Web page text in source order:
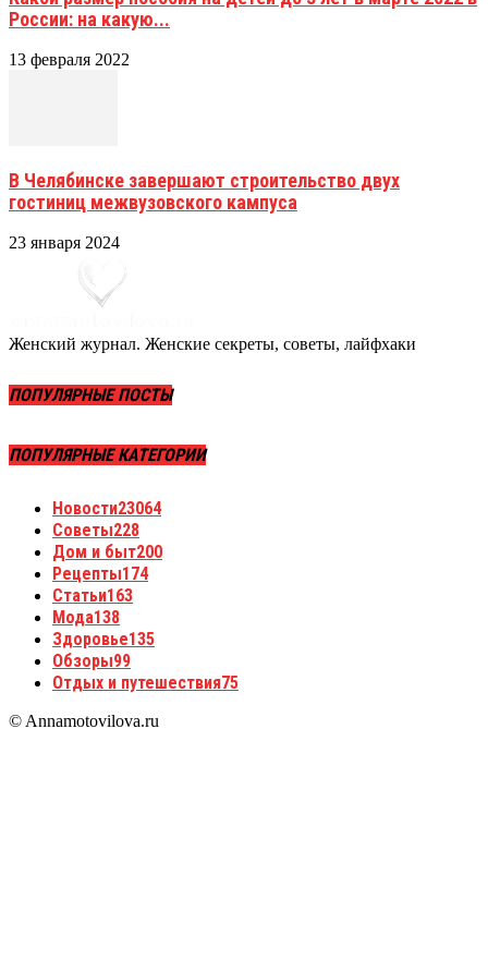
России: на какую...
13 февраля 2022
В Челябинске завершают строительство двух
гостиниц межвузовского кампуса
23 января 2024
Женский журнал. Женские секреты, советы, лайфхаки
ПОПУЛЯРНЫЕ ПОСТЫ
ПОПУЛЯРНЫЕ КАТЕГОРИИ
Новости23064
Советы228
Дом и быт200
Рецепты174
Статьи163
Мода138
Здоровье135
Обзоры99
Отдых и путешествия75
© Annamotovilova.ru